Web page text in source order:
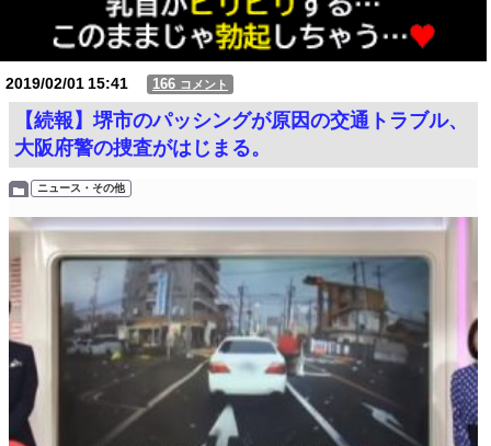
2019/02/0115:41 166 コメント
【続報】堺市のパッシングが原因の交通トラブル、
大阪府警の捜査がはじまる。
ニュース・その他